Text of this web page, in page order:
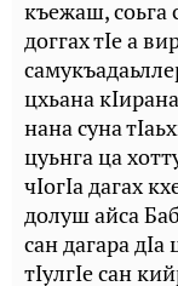
къежаш, соьга
доггах тIе а
цхьана
нана суна
цуьнга ца
чIогIа дагах
долуш айса
сан дагара дIа
тIулгIе сан